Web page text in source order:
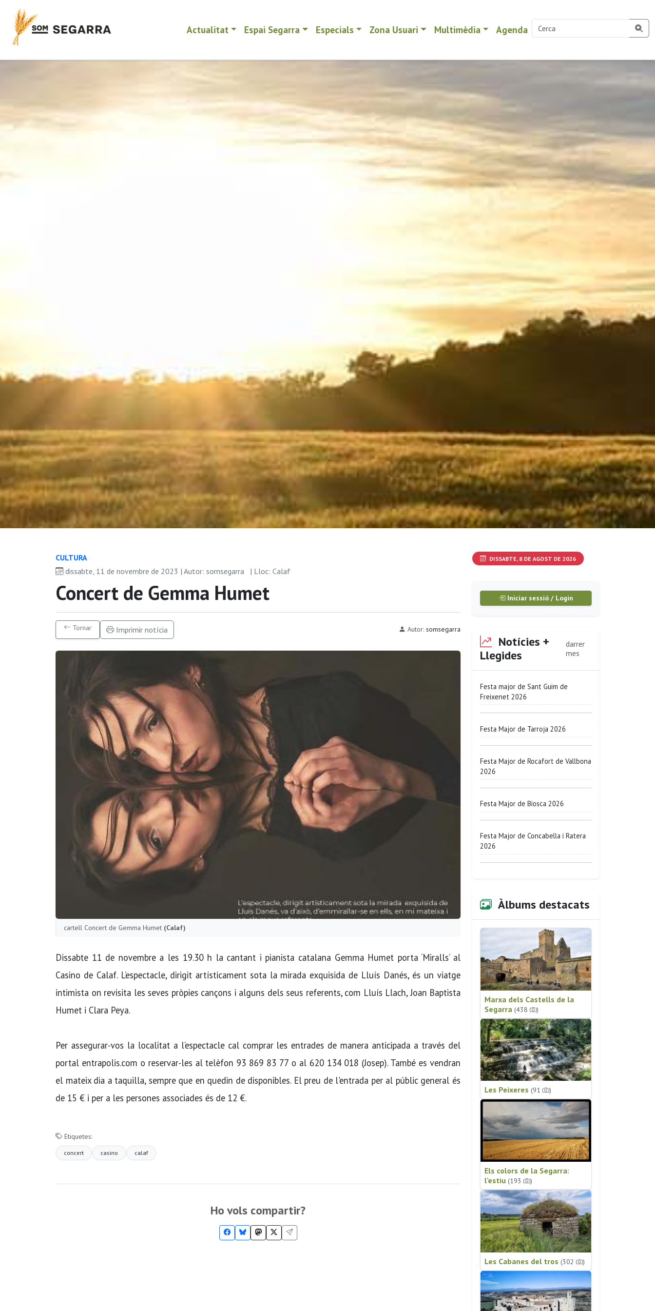
Actualitat Espai Segarra Especials Zona Usuari Multimèdia Agenda
CULTURA
dissabte, 11 de novembre de 2023 | Autor: somsegarra
| Lloc: Calaf
Concert de Gemma Humet
Tornar Imprimir notícia Autor: somsegarra
cartell Concert de Gemma Humet (Calaf)
Dissabte 11 de novembre a les 19.30 h la cantant i pianista catalana Gemma Humet porta ‘Miralls’ al
Casino de Calaf. L’espectacle, dirigit artísticament sota la mirada exquisida de Lluís Danés, és un viatge
intimista on revisita les seves pròpies cançons i alguns dels seus referents, com Lluís Llach, Joan Baptista
Humet i Clara Peya.
Per assegurar-vos la localitat a l’espectacle cal comprar les entrades de manera anticipada a través del
portal entrapolis.com o reservar-les al telèfon 93 869 83 77 o al 620 134 018 (Josep). També es vendran
el mateix dia a taquilla, sempre que en quedin de disponibles. El preu de l'entrada per al públic general és
de 15 € i per a les persones associades és de 12 €.
Etiquetes:
concert casino calaf
Ho vols compartir?
DISSABTE, 8 DE AGOST DE 2026
Iniciar sessió / Login
Notícies +
Llegides
darrer
mes
Festa major de Sant Guim de
Freixenet 2026
Festa Major de Tarroja 2026
Festa Major de Rocafort de Vallbona
2026
Festa Major de Biosca 2026
Festa Major de Concabella i Ratera
2026
Àlbums destacats
Marxa dels Castells de la
Segarra (438 )
Les Peixeres (91 )
Els colors de la Segarra:
l'estiu (193 )
Les Cabanes del tros (302 )